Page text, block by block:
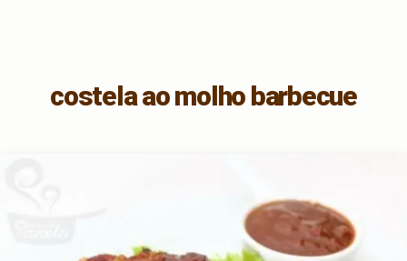
costela ao molho barbecue